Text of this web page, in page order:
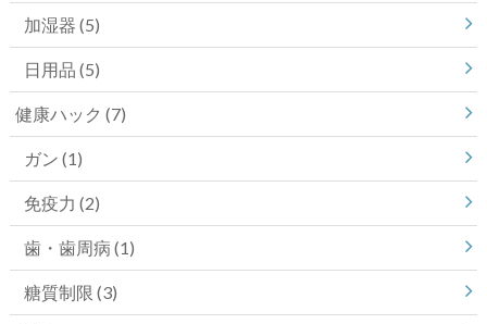
加湿器 (5)
日用品 (5)
健康ハック (7)
ガン (1)
免疫力 (2)
歯・歯周病 (1)
糖質制限 (3)